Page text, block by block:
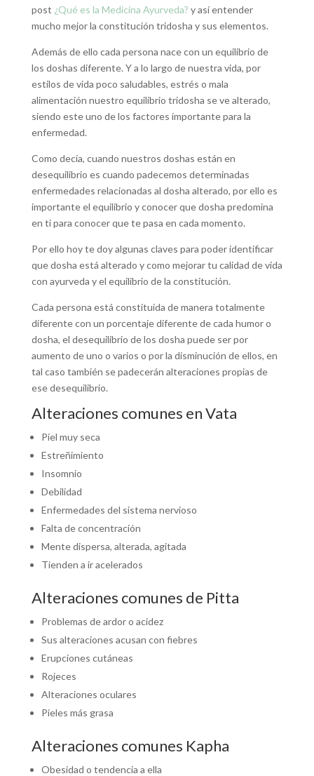
post ¿Qué es la Medicina Ayurveda? y así entender
mucho mejor la constitución tridosha y sus elementos.
Además de ello cada persona nace con un equilibrio de
los doshas diferente. Y a lo largo de nuestra vida, por
estilos de vida poco saludables, estrés o mala
alimentación nuestro equilibrio tridosha se ve alterado,
siendo este uno de los factores importante para la
enfermedad.
Como decía, cuando nuestros doshas están en
desequilibrio es cuando padecemos determinadas
enfermedades relacionadas al dosha alterado, por ello es
importante el equilibrio y conocer que dosha predomina
en ti para conocer que te pasa en cada momento.
Por ello hoy te doy algunas claves para poder identificar
que dosha está alterado y como mejorar tu calidad de vida
con ayurveda y el equilibrio de la constitución.
Cada persona está constituida de manera totalmente
diferente con un porcentaje diferente de cada humor o
dosha, el desequilibrio de los dosha puede ser por
aumento de uno o varios o por la disminución de ellos, en
tal caso también se padecerán alteraciones propias de
ese desequilibrio.
Alteraciones comunes en Vata
Piel muy seca
Estreñimiento
Insomnio
Debilidad
Enfermedades del sistema nervioso
Falta de concentración
Mente dispersa, alterada, agitada
Tienden a ir acelerados
Alteraciones comunes de Pitta
Problemas de ardor o acidez
Sus alteraciones acusan con fiebres
Erupciones cutáneas
Rojeces
Alteraciones oculares
Pieles más grasa
Alteraciones comunes Kapha
Obesidad o tendencia a ella